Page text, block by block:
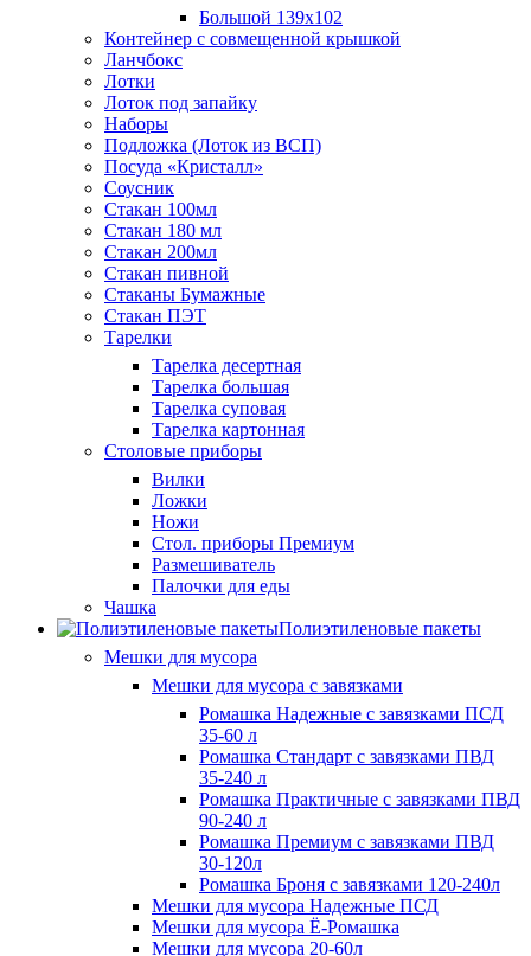
Большой 139х102
Контейнер с совмещенной крышкой
Ланчбокс
Лотки
Лоток под запайку
Наборы
Подложка (Лоток из ВСП)
Посуда «Кристалл»
Соусник
Стакан 100мл
Стакан 180 мл
Стакан 200мл
Стакан пивной
Стаканы Бумажные
Стакан ПЭТ
Тарелки
Тарелка десертная
Тарелка большая
Тарелка суповая
Тарелка картонная
Столовые приборы
Вилки
Ложки
Ножи
Стол. приборы Премиум
Размешиватель
Палочки для еды
Чашка
Полиэтиленовые пакеты
Мешки для мусора
Мешки для мусора с завязками
Ромашка Надежные с завязками ПСД
35-60 л
Ромашка Стандарт с завязками ПВД
35-240 л
Ромашка Практичные с завязками ПВД
90-240 л
Ромашка Премиум с завязками ПВД
30-120л
Ромашка Броня с завязками 120-240л
Мешки для мусора Надежные ПСД
Мешки для мусора Ё-Ромашка
Мешки для мусора 20-60л